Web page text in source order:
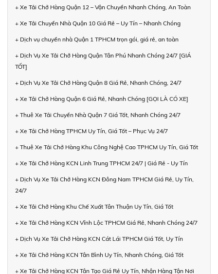
+ Xe Tải Chở Hàng Quận 12 – Vận Chuyển Nhanh Chóng, An Toàn
+ Xe Tải Chuyển Nhà Quận 10 Giá Rẻ – Uy Tín – Nhanh Chóng
+ Dịch vụ chuyển nhà Quận 1 TPHCM trọn gói, giá rẻ, an toàn
+ Dịch Vụ Xe Tải Chở Hàng Quận Tân Phú Nhanh Chóng 24/7 [GIÁ
TỐT]
+ Dịch Vụ Xe Tải Chở Hàng Quận 8 Giá Rẻ, Nhanh Chóng, 24/7
+ Xe Tải Chở Hàng Quận 6 Giá Rẻ, Nhanh Chóng [GỌI LÀ CÓ XE]
+ Thuê Xe Tải Chuyển Nhà Quận 7 Giá Tốt, Nhanh Chóng 24/7
+ Xe Tải Chở Hàng TPHCM Uy Tín, Giá Tốt – Phục Vụ 24/7
+ Thuê Xe Tải Chở Hàng Khu Công Nghệ Cao TPHCM Uy Tín, Giá Tốt
+ Xe Tải Chở Hàng KCN Linh Trung TPHCM 24/7 | Giá Rẻ - Uy Tín
+ Dịch Vụ Xe Tải Chở Hàng KCN Đông Nam TPHCM Giá Rẻ, Uy Tín,
24/7
+ Xe Tải Chở Hàng Khu Chế Xuất Tân Thuận Uy Tín, Giá Tốt
+ Xe Tải Chở Hàng KCN Vĩnh Lộc TPHCM Giá Rẻ, Nhanh Chóng 24/7
+ Dịch Vụ Xe Tải Chở Hàng KCN Cát Lái TPHCM Giá Tốt, Uy Tín
+ Xe Tải Chở Hàng KCN Tân Bình Uy Tín, Nhanh Chóng, Giá Tốt
+ Xe Tải Chở Hàng KCN Tân Tạo Giá Rẻ Uy Tín, Nhận Hàng Tận Nơi